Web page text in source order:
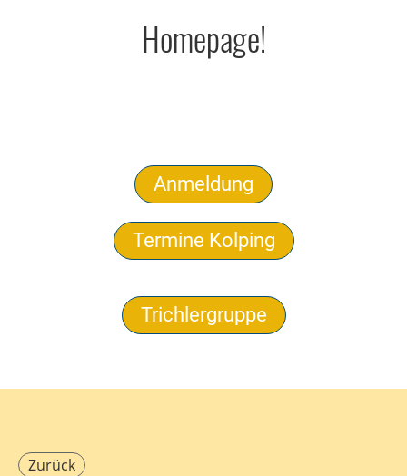
Homepage!
Anmeldung
Termine Kolping
Trichlergruppe
Zurück